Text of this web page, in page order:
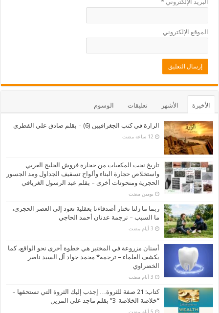
البريد الإلكتروني*
الموقع الإلكتروني
الأخيرة الأشهر تعليقات الوسوم
الزارة في كتب الجغرافيين (6) – بقلم صادق علي القطري
تاريخ نحت المكعبات من حجارة فروش الخليج العربي
واستخلاص حجارة البناء وألواح تسقيف الجداول ومد الجسور
الحجرية ومنحوتات أخرى – بقلم عبد الرسول الغريافي
‏يومين مضت
ربما ما زلنا نختار أصدقاءنا بعقلية تعود إلى العصر الحجري،
ما السبب – ترجمة عدنان أحمد الحاجي
أسنان مزروعة في المختبر هي خطوة أخرى نحو الواقع، كما
يكشف العلماء – ترجمة* محمد جواد آل السيد ناصر
الخضراوي
كتاب: 21 صفة للثروة… إجذب إليك الثروة التي تستحقها –
“خلاصة الخلاصة-3” بقلم ماجد علي المزين